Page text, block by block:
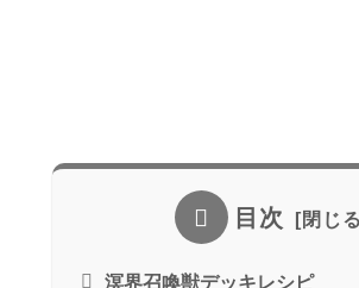
目次
溟界召喚獣デッキレシピ